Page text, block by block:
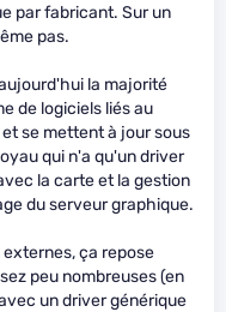
par fabricant. Sur un
pas.
la majorité
de logiciels liés au
se mettent à jour sous
qui n'a qu'un driver
la carte et la gestion
du serveur graphique.
ça repose
peu nombreuses (en
un driver générique